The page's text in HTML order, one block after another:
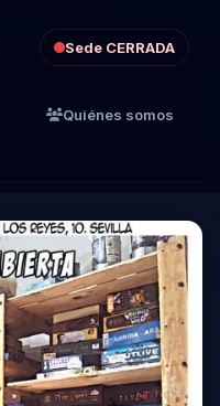
Sede CERRADA
Quiénes somos